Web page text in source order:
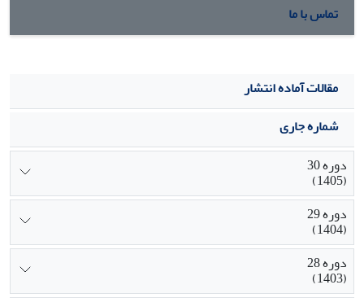
تماس با ما
مقالات آماده انتشار
شماره جاری
دوره 30
(1405)
دوره 29
(1404)
دوره 28
(1403)